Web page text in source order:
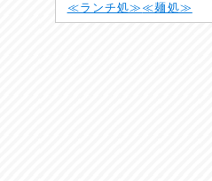
≪ランチ処≫ ≪麺処≫